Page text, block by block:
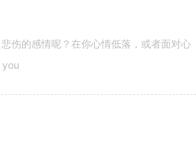
伤的感情呢？在你心情低落，或者面对心
you